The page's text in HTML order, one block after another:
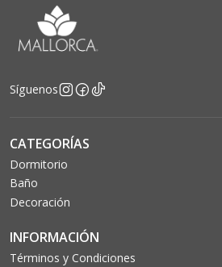
Síguenos
CATEGORÍAS
Dormitorio
Baño
Decoración
INFORMACIÓN
Términos y Condiciones